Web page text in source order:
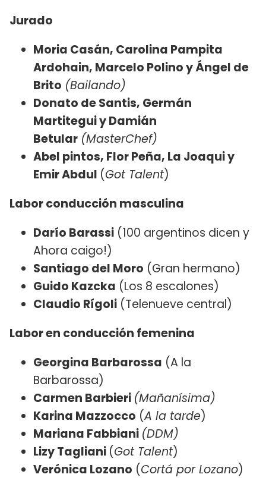
Jurado
Moria Casán, Carolina Pampita
Ardohain, Marcelo Polino y Ángel de
Brito (Bailando)
Donato de Santis, Germán
Martitegui y Damián
Betular (MasterChef)
Abel pintos, Flor Peña, La Joaqui y
Emir Abdul (Got Talent)
Labor conducción masculina
Darío Barassi (100 argentinos dicen y
Ahora caigo!)
Santiago del Moro (Gran hermano)
Guido Kazcka (Los 8 escalones)
Claudio Rígoli (Telenueve central)
Labor en conducción femenina
Georgina Barbarossa (A la
Barbarossa)
Carmen Barbieri (Mañanísima)
Karina Mazzocco (A la tarde)
Mariana Fabbiani (DDM)
Lizy Tagliani (Got Talent)
Verónica Lozano (Cortá por Lozano)